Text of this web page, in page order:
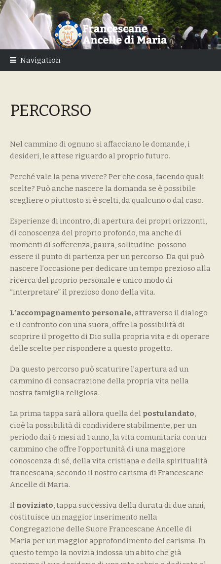
navigation
content
Navigation
PERCORSO
Nel cammino di ognuno si affacciano le domande, i
desideri, le attese riguardo al proprio futuro.
Perché vale la pena vivere? Per che cosa, facendo quali
scelte? Può anche nascere la domanda se è possibile
scegliere o piuttosto si è scelti, da qualcuno o dal caso.
Esperienze di incontro, di apertura dei propri orizzonti,
di conoscenza del proprio profondo, ma anche di
momenti di sofferenza, paura, solitudine possono
essere il punto di partenza per un percorso. Da qui può
nascere l’occasione per dedicare un tempo prezioso alla
ricerca del proprio personale e unico modo di
“interpretare” il prezioso dono della vita.
L’accompagnamento personale, attraverso il dialogo
e il confronto con una suora, offre la possibilità di
scoprire il progetto di Dio sulla propria vita e di operare
delle scelte per rispondere a questo progetto.
Da questo percorso può scaturire l’apertura ad un
cammino di consacrazione della propria vita nella
nostra famiglia religiosa.
La prima tappa sarà allora quella del postulandato,
cioè la possibilità di condividere stabilmente, per un
periodo dai 6 mesi ad 1 anno, la vita comunitaria con un
cammino che offre l’opportunità di una maggiore
conoscenza di sé, della vita cristiana e della spiritualità
francescana, secondo il nostro carisma di Francescane
Ancelle di Maria.
Il noviziato, tappa successiva della durata di due anni,
costituisce un maggior inserimento nella
Congregazione delle Suore Francescane Ancelle di
Maria per un maggior approfondimento del carisma. In
questo tempo la novizia indossa un abito che già